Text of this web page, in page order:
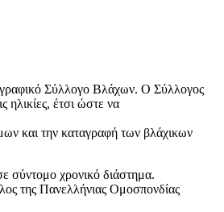
Σύλλογο Βλάχων. Ο Σύλλογος
ηλικίες, έτσι ώστε να
και την καταγραφή των βλάχικων
σύντομο χρονικό διάστημα.
της Πανελλήνιας Ομοσπονδίας